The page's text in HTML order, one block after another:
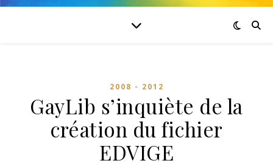
2008 - 2012
GayLib s’inquiète de la
création du fichier
EDVIGE